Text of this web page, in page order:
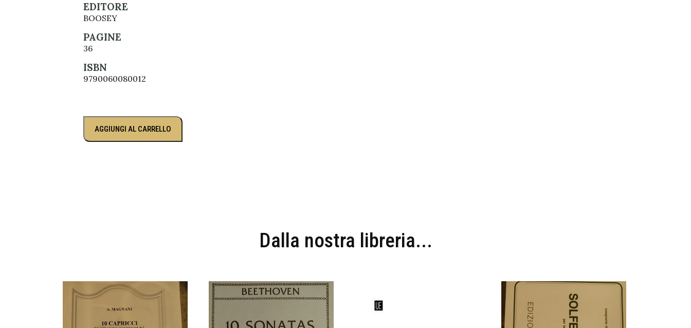
EDITORE
BOOSEY
PAGINE
36
ISBN
9790060080012
AGGIUNGI AL CARRELLO
Dalla nostra libreria...